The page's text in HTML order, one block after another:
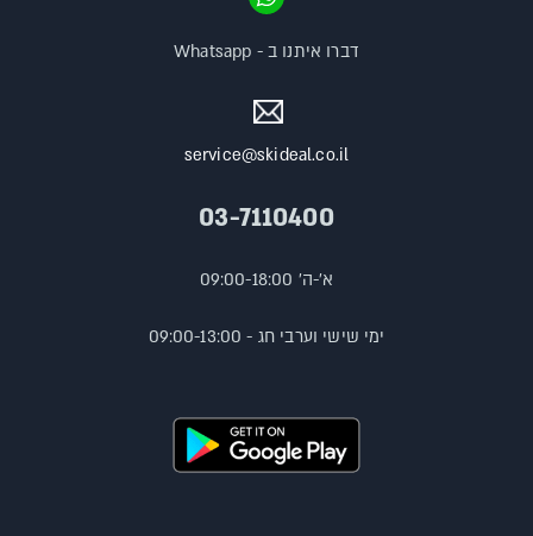
service@skideal.co.il
03-7110400
א'-ה' 09:00-18:00
ימי שישי וערבי חג - 09:00-13:00
דברו איתנו ב - Whatsapp